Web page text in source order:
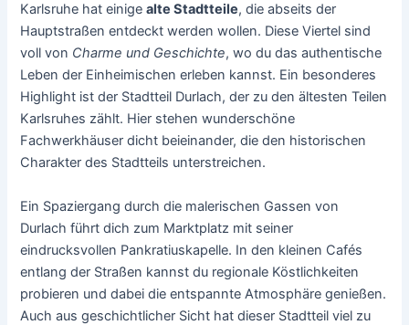
Karlsruhe hat einigealte Stadtteile, die abseits der
Hauptstraßen entdeckt werden wollen. Diese Viertel sind
voll von Charme und Geschichte, wo du das authentische
Leben der Einheimischen erleben kannst. Ein besonderes
Highlight ist der Stadtteil Durlach, der zu den ältesten Teilen
Karlsruhes zählt. Hier stehen wunderschöne
Fachwerkhäuser dicht beieinander, die den historischen
Charakter des Stadtteils unterstreichen.
Ein Spaziergang durch die malerischen Gassen von
Durlach führt dich zum Marktplatz mit seiner
eindrucksvollen Pankratiuskapelle. In den kleinen Cafés
entlang der Straßen kannst du regionale Köstlichkeiten
probieren und dabei die entspannte Atmosphäre genießen.
Auch aus geschichtlicher Sicht hat dieser Stadtteil viel zu